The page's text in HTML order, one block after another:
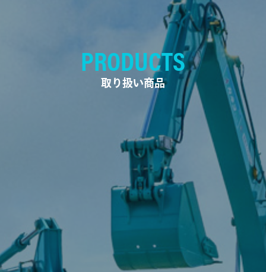
PRODUCTS
取り扱い商品